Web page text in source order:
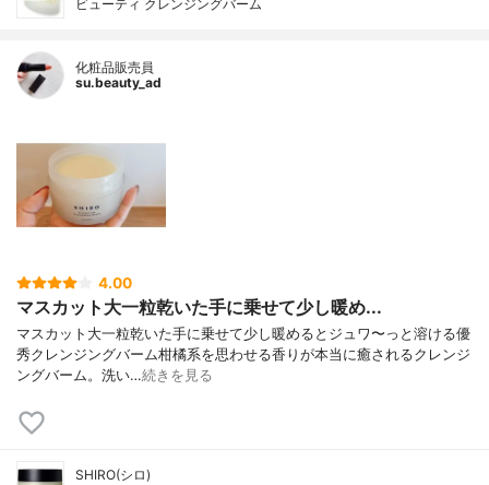
ビューティ クレンジングバーム
化粧品販売員
su.beauty_ad
4.00
マスカット大一粒乾いた手に乗せて少し暖め...
マスカット大一粒乾いた手に乗せて少し暖めるとジュワ〜っと溶ける優
秀クレンジングバーム柑橘系を思わせる香りが本当に癒されるクレンジ
ングバーム。洗い…続きを見る
SHIRO(シロ)